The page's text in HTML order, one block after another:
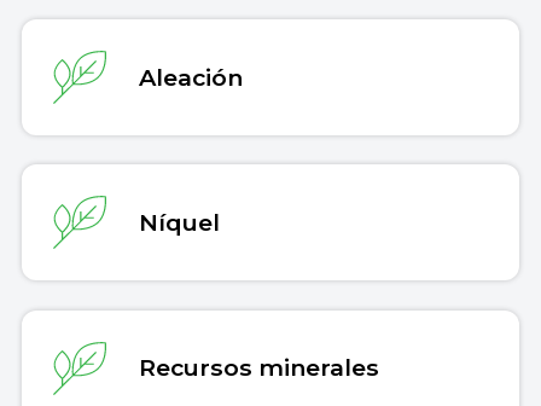
Aleación
Níquel
Recursos minerales